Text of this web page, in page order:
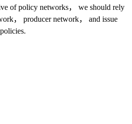
of policy networks， we should rely
， producer network， and issue